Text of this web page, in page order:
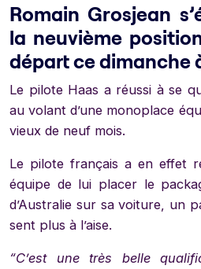
Romain Grosjean
la neuvième
départ ce dimanche
Le pilote Haas a réussi à se
au volant d’une monoplace
vieux de neuf mois.
Le pilote français a en effet
équipe de lui placer le
d’Australie sur sa voiture, un
sent plus à l’aise.
“C’est une très belle